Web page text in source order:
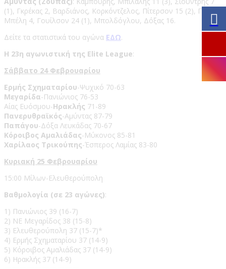
(1), Γκρέκας 2, Βαρδιάνος, Κορκόντζελος, Πίτερσον 15 (2), Γκάτζο,
Μπέλη 4, Γουίλσον 24 (1), Μπολδόγλου, Δόξας 16.
Δείτε τα στατιστικά του αγώνα ΕΔΩ.
Η 23η αγωνιστική της Elite League:
Σάββατο 24 Φεβρουαρίου
Ερμής Σχηματαρίου-Ψυχικό 70-63
Μεγαρίδα-Πανιώνιος 76-53
Αίας Ευόσμου-Ηρακλής 71-89
Πανερυθραϊκός-Αμύντας 87-79
Παπάγου-Δόξα Λευκάδας 70-67
Κόροιβος Αμαλιάδας-Μύκονος 85-81
Χαρίλαος Τρικούπης-Έσπερος Λαμίας 83-80
Κυριακή 25 Φεβρουαρίου
15:00 Μίλων-Ελευθερούπολη
Βαθμολογία (σε 23 αγώνες):
1) Πανιώνιος 39 (16-7)
2) ΝΕ Μεγαρίδος 38 (15-8)
3) Ελευθερούπολη 37 (15-7)*
4) Ερμής Σχηματαρίου 37 (14-9)
5) Κόροιβος Αμαλιάδας 37 (14-9)
6) Ηρακλής 37 (14-9)